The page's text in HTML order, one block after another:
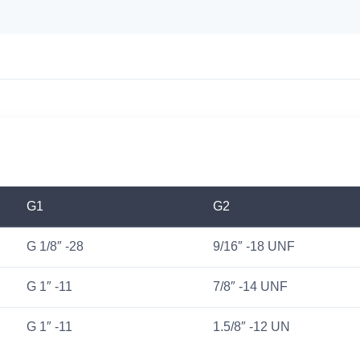
G1 G2
G 1/8″ -28 9/16″ -18 UNF
G 1″ -11 7/8″ -14 UNF
G 1″ -11 1.5/8″ -12 UN